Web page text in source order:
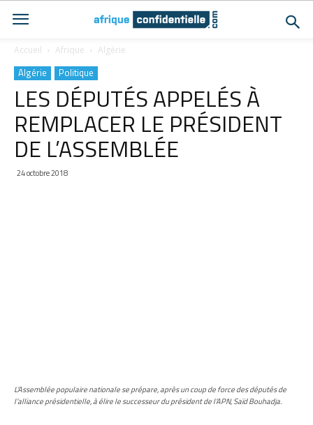
Accueil Afrique Algérie
Algérie Politique
LES DÉPUTÉS APPELÉS À
REMPLACER LE PRÉSIDENT
DE L’ASSEMBLÉE
24 octobre 2018
L’Assemblée populaire nationale se prépare, après un coup de force des députés de
l’alliance présidentielle, à élire le successeur du président de l’APN, Saïd Bouhadja.